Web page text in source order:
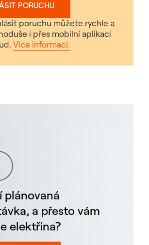
PORUCHU
poruchu můžete rychle a
i přes mobilní aplikaci
Více informací.
plánovaná
a přesto vám
elektřina?